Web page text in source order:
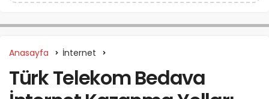
Anasayfa İnternet
Türk Telekom Bedava